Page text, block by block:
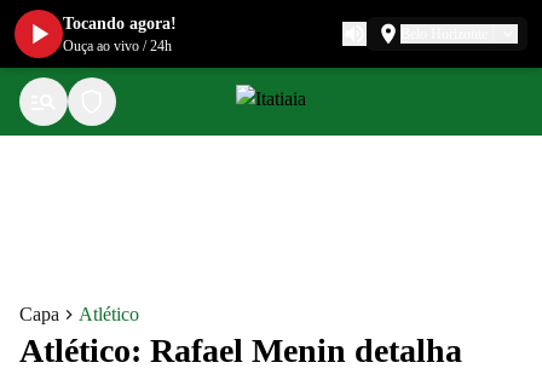
Capa Atlético
Atlético: Rafael Menin detalha
Tocando agora!
Ouça ao vivo /24h